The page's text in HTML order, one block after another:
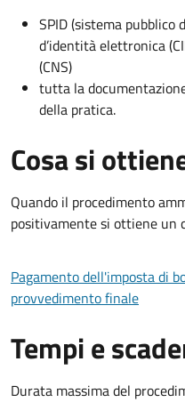
SPID (sistema
d’identità elettronica
(CNS)
tutta la
della pratica.
Cosa si
Quando il procedimento
positivamente si ottiene un
Pagamento dell'imposta di
provvedimento finale
Tempi e
Durata massima del